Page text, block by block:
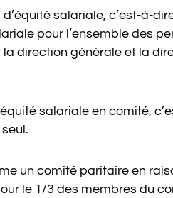
salariale, c’est-à-dire
pour l’ensemble des
direction générale et la
salariale en comité,
un comité paritaire en
le 1/3 des membres du